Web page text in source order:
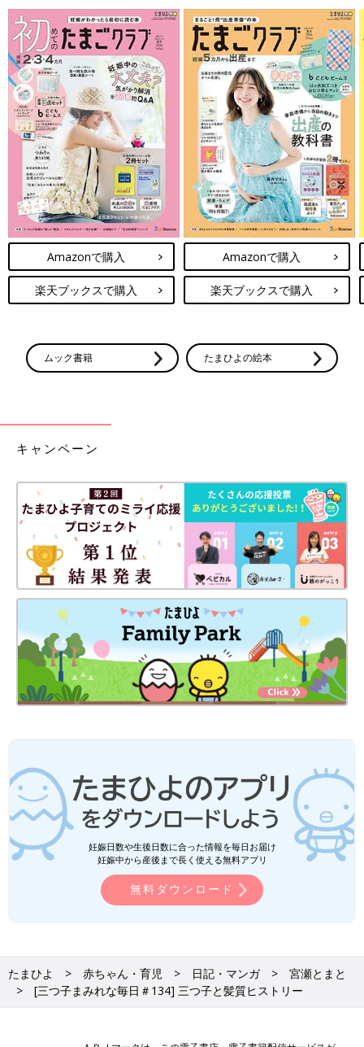
Amazonで購入
楽天ブックスで購入
Amazonで購入
楽天ブックスで購入
ムック書籍 たまひよの絵本
キャンペーン
妊娠日数や生後日数に合った情報を毎日お届け
妊娠中から産後まで長く使える無料アプリ
無料ダウンロード
たまひよ 赤ちゃん・育児 日記・マンガ
宮瀬とまと
[三つ子まみれな毎日＃134] 三つ子と髪質ヒストリー